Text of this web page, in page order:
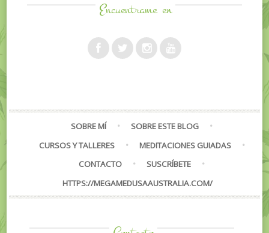
Encuentrame en
SOBRE MÍ
SOBRE ESTE BLOG
CURSOS Y TALLERES
MEDITACIONES GUIADAS
CONTACTO
SUSCRÍBETE
HTTPS://MEGAMEDUSAAUSTRALIA.COM/